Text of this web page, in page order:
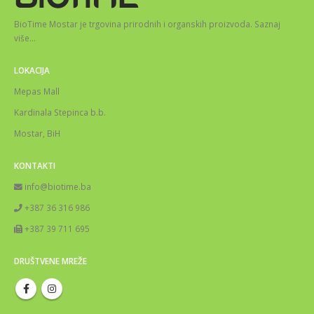
BioTime Mostar je trgovina prirodnih i organskih proizvoda. Saznaj
više…
LOKACIJA
Mepas Mall
Kardinala Stepinca b.b.
Mostar, BiH
KONTAKTI
info@biotime.ba
+387 36 316 986
+387 39 711 695
DRUŠTVENE MREŽE